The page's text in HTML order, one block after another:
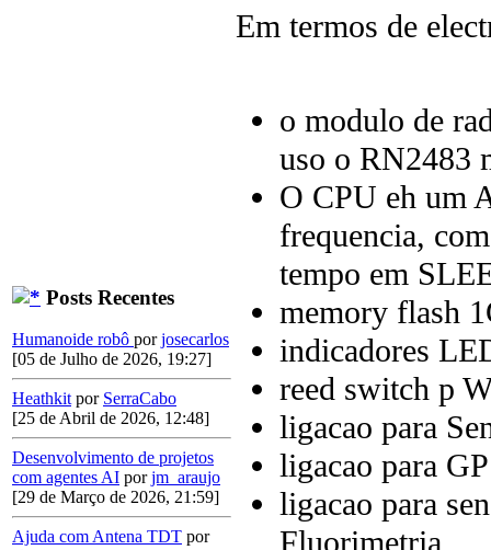
Posts Recentes
Humanoide robô porjosecarlos
[05 de Julho de 2026, 19:27]
Heathkit por SerraCabo
[25 de Abril de 2026, 12:48]
Desenvolvimento de projetos
com agentes AI porjm_araujo
[29 de Março de 2026, 21:59]
Ajuda com Antena TDT por
Em termos de
o modulo de
uso o RN2483
O CPU eh um
frequencia,
tempo em
memory flash
indicadores
reed switch p
ligacao para
ligacao para
ligacao para